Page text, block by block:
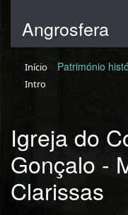
Angrosfera
Início Património
Intro
Igreja do
Gonçalo -
Clarissas